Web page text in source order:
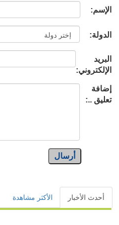
الإسم:
الدولة:
البريد
الإلكتروني:
إضافة
تعليق ..:
أرسال
أحدث الأخبار الأكثر مشاهدة